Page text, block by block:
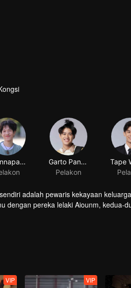
adalah pewaris kekayaan
dengan pereka lelaki Aiounm,
bermula...
VIP VIP